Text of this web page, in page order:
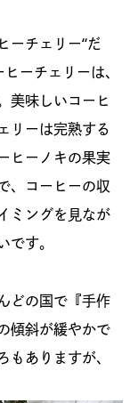
ーチェリー“だ
ーチェリーは、
美味しいコーヒ
リーは完熟する
ヒーノキの果実
、コーヒーの収
ミングを見なが
す。
どの国で『手作
傾斜が緩やかで
ありますが、